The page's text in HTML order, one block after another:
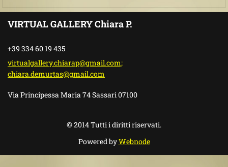
VIRTUAL GALLERY Chiara P.
+39 334 60 19 435
virtualgallery.chiarap@gmail.com;
chiara.demurtas@gmail.com
Via Principessa Maria 74 Sassari 07100
© 2014 Tutti i diritti riservati.
Powered byWebnode